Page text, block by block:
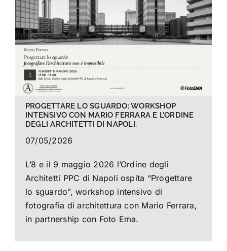
La foto del mese
Guide
Cerca
per:
PROGETTARE LO SGUARDO: WORKSHOP
INTENSIVO CON MARIO FERRARA E L’ORDINE
DEGLI ARCHITETTI DI NAPOLI.
07/05/2026
L’8 e il 9 maggio 2026 l’Ordine degli
Architetti PPC di Napoli ospita “Progettare
lo sguardo”, workshop intensivo di
fotografia di architettura con Mario Ferrara,
in partnership con Foto Ema.